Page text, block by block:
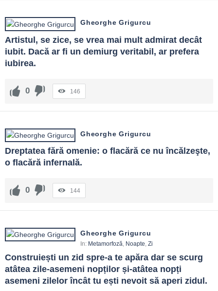
Gheorghe Grigurcu
Artistul, se zice, se vrea mai mult admirat decât
iubit. Dacă ar fi un demiurg veritabil, ar prefera
iubirea.
0 146
Gheorghe Grigurcu
Dreptatea fără omenie: o flacără ce nu încălzeşte,
o flacără infernală.
0 144
Gheorghe Grigurcu
In: Metamorfoză, Noapte, Zi
Construiești un zid spre-a te apăra dar se scurg
atâtea zile-asemeni nopților și-atâtea nopți
asemeni zilelor încât tu ești nevoit să aperi zidul.